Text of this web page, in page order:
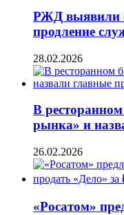
РЖД выявили
продление
28.02.2026
В
рынка» и
26.02.2026
«Росатом»